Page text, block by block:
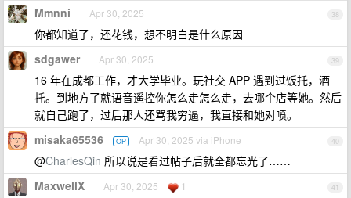
38
Mmnni Apr 30, 2025
你都知道了，还花钱，想不明白是什么原因
39
sdgawer Apr 30, 2025
16 年在成都工作，才大学毕业。玩社交 APP 遇到过饭托，酒
托。到地方了就语音遥控你怎么走怎么走，去哪个店等她。然后
就自己跑了，过后那人还骂我穷逼，我直接和她对喷。
40
misaka65536 OP Apr 30, 2025 via iPhone
@CharlesQin 所以说是看过帖子后就全都忘光了……
41
MaxwellX Apr 30, 2025 1